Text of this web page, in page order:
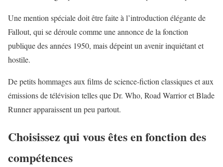
Une mention spéciale doit être faite à l’introduction élégante de
Fallout, qui se déroule comme une annonce de la fonction
publique des années 1950, mais dépeint un avenir inquiétant et
hostile.
De petits hommages aux films de science-fiction classiques et aux
émissions de télévision telles que Dr. Who, Road Warrior et Blade
Runner apparaissent un peu partout.
Choisissez qui vous êtes en fonction des
compétences